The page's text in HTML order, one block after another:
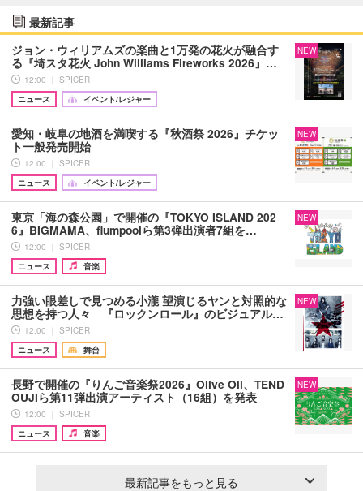
最新記事
ジョン・ウィリアムズの楽曲と1万発の花火が融合す
る『埼スタ花火 John Williams Fireworks 2026』…
12:00 ｜ SPICER
ニュース
イベント/レジャー
NEW
愛知・岐阜の地酒を満喫する『秋酒祭 2026』チケッ
ト一般発売開始
12:00 ｜ SPICER
ニュース
イベント/レジャー
NEW
東京「海の森公園」で開催の『TOKYO ISLAND 202
6』BIGMAMA、flumpoolら第3弾出演者7組を…
12:00 ｜ SPICER
ニュース
音楽
NEW
力強い眼差しで見つめる小瀧 望演じるヤンと対照的な
思想を持つ人々 『ロックンロール』のビジュアル…
12:00 ｜ SPICER
ニュース
舞台
NEW
長野で開催の『りんご音楽祭2026』Olive Oil、TEND
OUJIら第11弾出演アーティスト（16組）を発表
12:00 ｜ SPICER
ニュース
音楽
NEW
最新記事をもっと見る